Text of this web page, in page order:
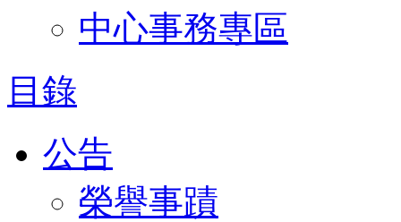
中心事務專區
目錄
公告
榮譽事蹟